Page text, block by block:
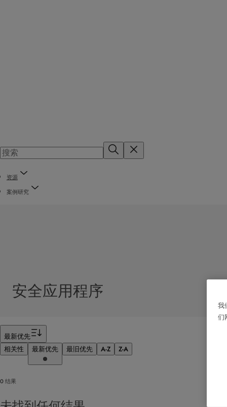
资源
案例研究
安全应用程序
选器
最新优先
相关性
最新优先 最旧优先 A-Z Z-A
0 结果
我
们